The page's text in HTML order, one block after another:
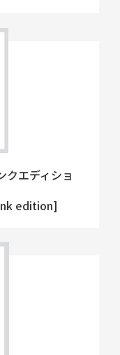
クエディショ
edition]